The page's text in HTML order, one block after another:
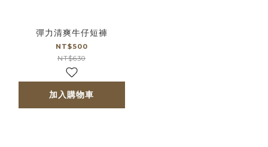
彈力清爽牛仔短褲
NT$500
NT$630
加入購物車